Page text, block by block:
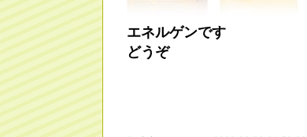
エネルゲンです
どうぞ